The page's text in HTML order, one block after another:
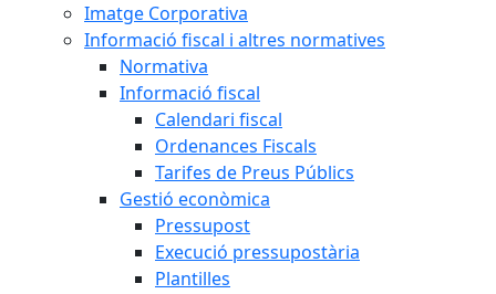
Imatge Corporativa
Informació fiscal i altres normatives
Normativa
Informació fiscal
Calendari fiscal
Ordenances Fiscals
Tarifes de Preus Públics
Gestió econòmica
Pressupost
Execució pressupostària
Plantilles